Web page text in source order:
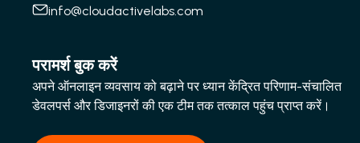
info@cloudactivelabs.com
परामर्श बुक करें
अपने ऑनलाइन व्यवसाय को बढ़ाने पर ध्यान केंद्रित परिणाम-संचालित
डेवलपर्स और डिजाइनरों की एक टीम तक तत्काल पहुंच प्राप्त करें।